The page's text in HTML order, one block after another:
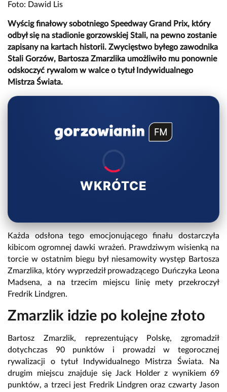
Foto: Dawid Lis
Wyścig finałowy sobotniego Speedway Grand Prix, który
odbył się na stadionie gorzowskiej Stali, na pewno zostanie
zapisany na kartach historii. Zwycięstwo byłego zawodnika
Stali Gorzów, Bartosza Zmarzlika umożliwiło mu ponownie
odskoczyć rywalom w walce o tytuł Indywidualnego
Mistrza Świata.
WKRÓTCE
Każda odsłona tego emocjonującego finału dostarczyła
kibicom ogromnej dawki wrażeń. Prawdziwym wisienką na
torcie w ostatnim biegu był niesamowity występ Bartosza
Zmarzlika, który wyprzedził prowadzącego Duńczyka Leona
Madsena, a na trzecim miejscu linię mety przekroczył
Fredrik Lindgren.
Zmarzlik idzie po kolejne złoto
Bartosz Zmarzlik, reprezentujący Polskę, zgromadził
dotychczas 90 punktów i prowadzi w tegorocznej
rywalizacji o tytuł Indywidualnego Mistrza Świata. Na
drugim miejscu znajduje się Jack Holder z wynikiem 69
punktów, a trzeci jest Fredrik Lindgren oraz czwarty Jason